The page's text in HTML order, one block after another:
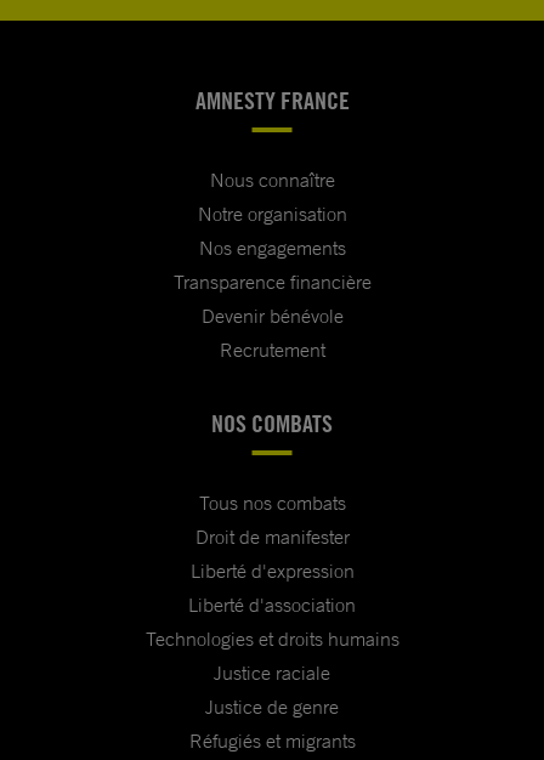
AMNESTY FRANCE
Nous connaître
Notre organisation
Nos engagements
Transparence financière
Devenir bénévole
Recrutement
NOS COMBATS
Tous nos combats
Droit de manifester
Liberté d'expression
Liberté d'association
Technologies et droits humains
Justice raciale
Justice de genre
Réfugiés et migrants